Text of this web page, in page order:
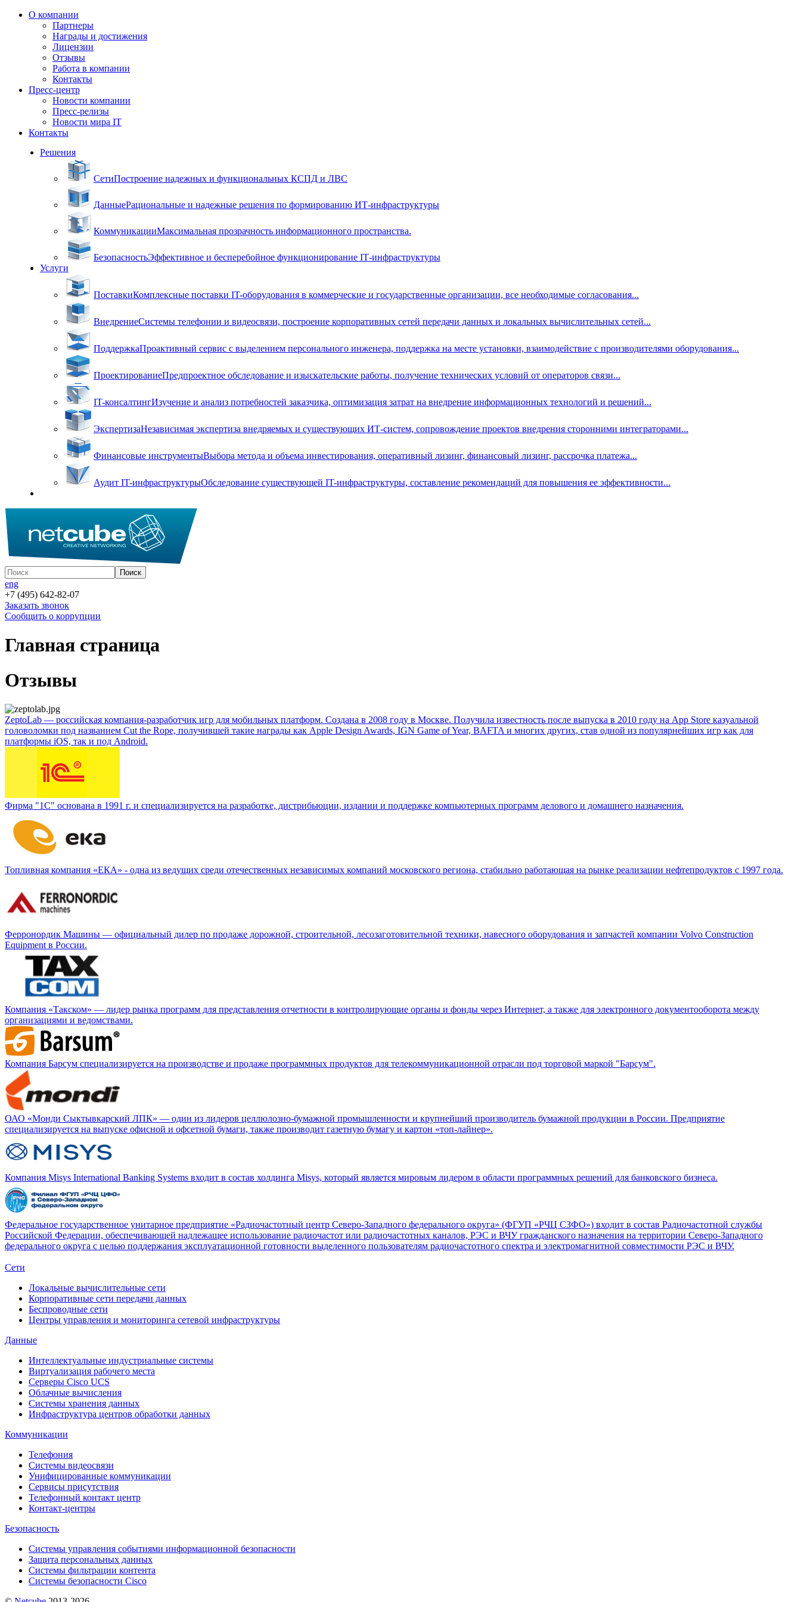
О компании
Партнеры
Награды и достижения
Лицензии
Отзывы
Работа в компании
Контакты
Пресс-центр
Новости компании
Пресс-релизы
Новости мира IT
Контакты
Решения
СетиПостроение надежных и функциональных КСПД и ЛВС
ДанныеРациональные и надежные решения по формированию ИТ-инфраструктуры
КоммуникацииМаксимальная прозрачность информационного пространства.
БезопасностьЭффективное и бесперебойное функционирование IТ-инфраструктуры
Услуги
ПоставкиКомплексные поставки IT-оборудования в коммерческие и государственные организации, все необходимые согласования...
ВнедрениеСистемы телефонии и видеосвязи, построение корпоративных сетей передачи данных и локальных вычислительных сетей...
ПоддержкаПроактивный сервис с выделением персонального инженера, поддержка на месте установки, взаимодействие с производителями оборудования...
ПроектированиеПредпроектное обследование и изыскательские работы, получение технических условий от операторов связи...
IT-консалтингИзучение и анализ потребностей заказчика, оптимизация затрат на внедрение информационных технологий и решений...
ЭкспертизаНезависимая экспертиза внедряемых и существующих ИТ-систем, сопровождение проектов внедрения сторонними интеграторами...
Финансовые инструментыВыбора метода и объема инвестирования, оперативный лизинг, финансовый лизинг, рассрочка платежа...
Аудит IT-инфраструктурыОбследование существующей IT-инфраструктуры, составление рекомендаций для повышения ее эффективности...
eng
+7 (495) 642-82-07
Заказать звонок
Сообщить о коррупции
Главная страница
Отзывы
ZeptoLab — российская компания-разработчик игр для мобильных платформ. Создана в 2008 году в Москве. Получила известность после выпуска в 2010 году на App Store казуальной
головоломки под названием Cut the Rope, получившей такие награды как Apple Design Awards, IGN Game of Year, BAFTA и многих других, став одной из популярнейших игр как для
платформы iOS, так и под Android.
Фирма "1С" основана в 1991 г. и специализируется на разработке, дистрибьюции, издании и поддержке компьютерных программ делового и домашнего назначения.
Топливная компания «ЕКА» - одна из ведущих среди отечественных независимых компаний московского региона, стабильно работающая на рынке реализации нефтепродуктов с 1997 года.
Ферронордик Машины — официальный дилер по продаже дорожной, строительной, лесозаготовительной техники, навесного оборудования и запчастей компании Volvo Construction
Equipment в России.
Компания «Такском» — лидер рынка программ для представления отчетности в контролирующие органы и фонды через Интернет, а также для электронного документооборота между
организациями и ведомствами.
Компания Барсум специализируется на производстве и продаже программных продуктов для телекоммуникационной отрасли под торговой маркой "Барсум".
ОАО «Монди Сыктывкарский ЛПК» — один из лидеров целлюлозно-бумажной промышленности и крупнейший производитель бумажной продукции в России. Предприятие
специализируется на выпуске офисной и офсетной бумаги, также производит газетную бумагу и картон «топ-лайнер».
Компания Misys International Banking Systems входит в состав холдинга Misys, который является мировым лидером в области программных решений для банковского бизнеса.
Федеральное государственное унитарное предприятие «Радиочастотный центр Северо-Западного федерального округа» (ФГУП «РЧЦ СЗФО») входит в состав Радиочастотной службы
Российской Федерации, обеспечивающей надлежащее использование радиочастот или радиочастотных каналов, РЭС и ВЧУ гражданского назначения на территории Северо-Западного
федерального округа с целью поддержания эксплуатационной готовности выделенного пользователям радиочастотного спектра и электромагнитной совместимости РЭС и ВЧУ.
Сети
Локальные вычислительные сети
Корпоративные сети передачи данных
Беспроводные сети
Центры управления и мониторинга сетевой инфраструктуры
Данные
Интеллектуальные индустриальные системы
Виртуализация рабочего места
Cерверы Cisco UCS
Облачные вычисления
Системы хранения данных
Инфраструктура центров обработки данных
Коммуникации
Телефония
Системы видеосвязи
Унифицированные коммуникации
Сервисы присутствия
Телефонный контакт центр
Контакт-центры
Безопасность
Системы управления событиями информационной безопасности
Защита персональных данных
Системы фильтрации контента
Системы безопасности Cisco